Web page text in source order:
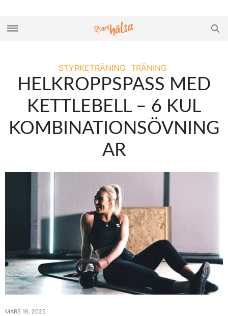
STYRKETRÄNING TRÄNING
HELKROPPSPASS MED
KETTLEBELL – 6 KUL
KOMBINATIONSÖVNING
AR
MARS 16, 2025